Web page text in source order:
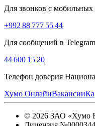
Для звонков с
+992 88 777 55 44
Для сообщений в Telegram
44 600 15 20
Телефон доверия
Хумо ОнлайнВакансии
© 2026 ЗАО «Хумо